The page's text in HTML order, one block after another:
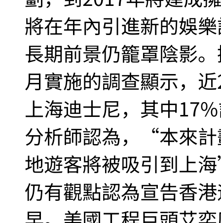
將在年內引進新的娛
長期前景仍籠罩陰影
月實施的調查顯示，
上海迪士尼，其中
分析師認為，“本來
地遊客將被吸引到上
仍有觀點認為宣告香